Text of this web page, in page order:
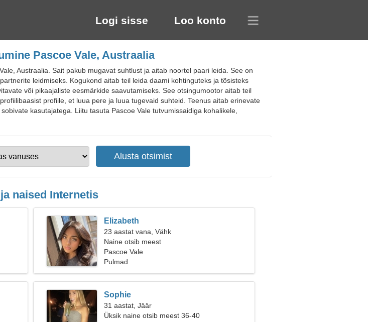
Logi sisse Loo konto
Pascoe Vale, Austraalia
Austraalia. Sait pakub mugavat suhtlust ja aitab noortel paari leida. See on
leidmiseks. Kogukond aitab teil leida daami kohtinguteks ja tõsisteks
või pikaajaliste eesmärkide saavutamiseks. See otsingumootor aitab teil
profiile, et luua pere ja luua tugevaid suhteid. Teenus aitab erinevate
kasutajatega. Liitu tasuta Pascoe Vale tutvumissaidiga kohalikele,
naised Internetis
Elizabeth
23 aastat vana, Vähk
Naine otsib meest
Pascoe Vale
Pulmad
Sophie
31 aastat, Jäär
Üksik naine otsib meest 36-40